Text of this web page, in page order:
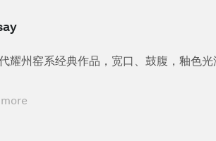
耀州窑系经典作品，宽口、鼓腹，釉色